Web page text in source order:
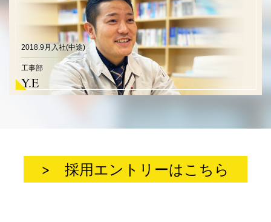
2018.9月入社(中途)
工事部
Y.E
> 採用エントリーはこちら